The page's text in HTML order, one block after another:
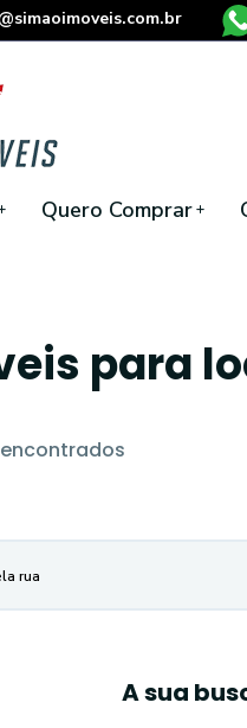
Quero Comprar
para
A sua